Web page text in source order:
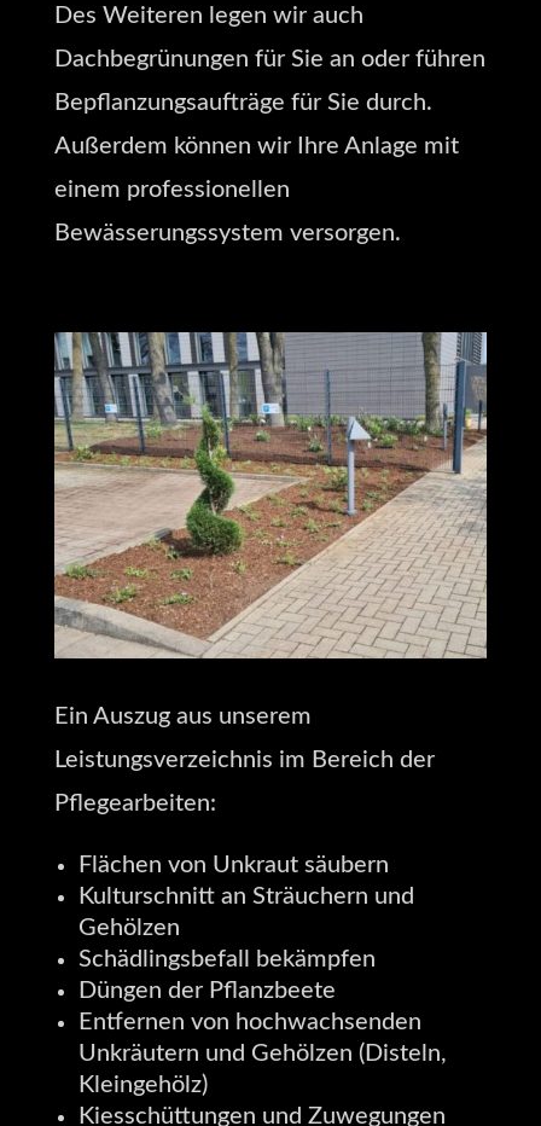
Des Weiteren legen wir auch
Dachbegrünungen für Sie an oder führen
Bepflanzungsaufträge für Sie durch.
Außerdem können wir Ihre Anlage mit
einem professionellen
Bewässerungssystem versorgen.
Ein Auszug aus unserem
Leistungsverzeichnis im Bereich der
Pflegearbeiten:
Flächen von Unkraut säubern
Kulturschnitt an Sträuchern und
Gehölzen
Schädlingsbefall bekämpfen
Düngen der Pflanzbeete
Entfernen von hochwachsenden
Unkräutern und Gehölzen (Disteln,
Kleingehölz)
Kiesschüttungen und Zuwegungen